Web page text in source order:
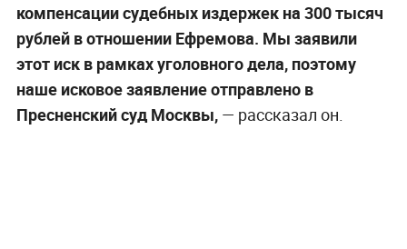
компенсации судебных издержек на 300 тысяч
рублей в отношении Ефремова. Мы заявили
этот иск в рамках уголовного дела, поэтому
наше исковое заявление отправлено в
Пресненский суд Москвы,— рассказал он.